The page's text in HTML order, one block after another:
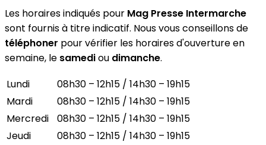
Les horaires indiqués pour Mag Presse Intermarche
sont fournis à titre indicatif. Nous vous conseillons de
téléphoner pour vérifier les horaires d'ouverture en
semaine, le samediou dimanche.
Lundi
08h30 – 12h15 / 14h30 – 19h15
Mardi
08h30 – 12h15 / 14h30 – 19h15
Mercredi
08h30 – 12h15 / 14h30 – 19h15
Jeudi
08h30 – 12h15 / 14h30 – 19h15